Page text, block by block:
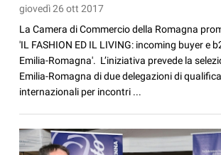
giovedì 26 ott 2017
La Camera di Commercio della Romagna
'IL FASHION ED IL LIVING: incoming buyer e
Emilia-Romagna'. L’iniziativa prevede la
Emilia-Romagna di due delegazioni di
internazionali per incontri ...